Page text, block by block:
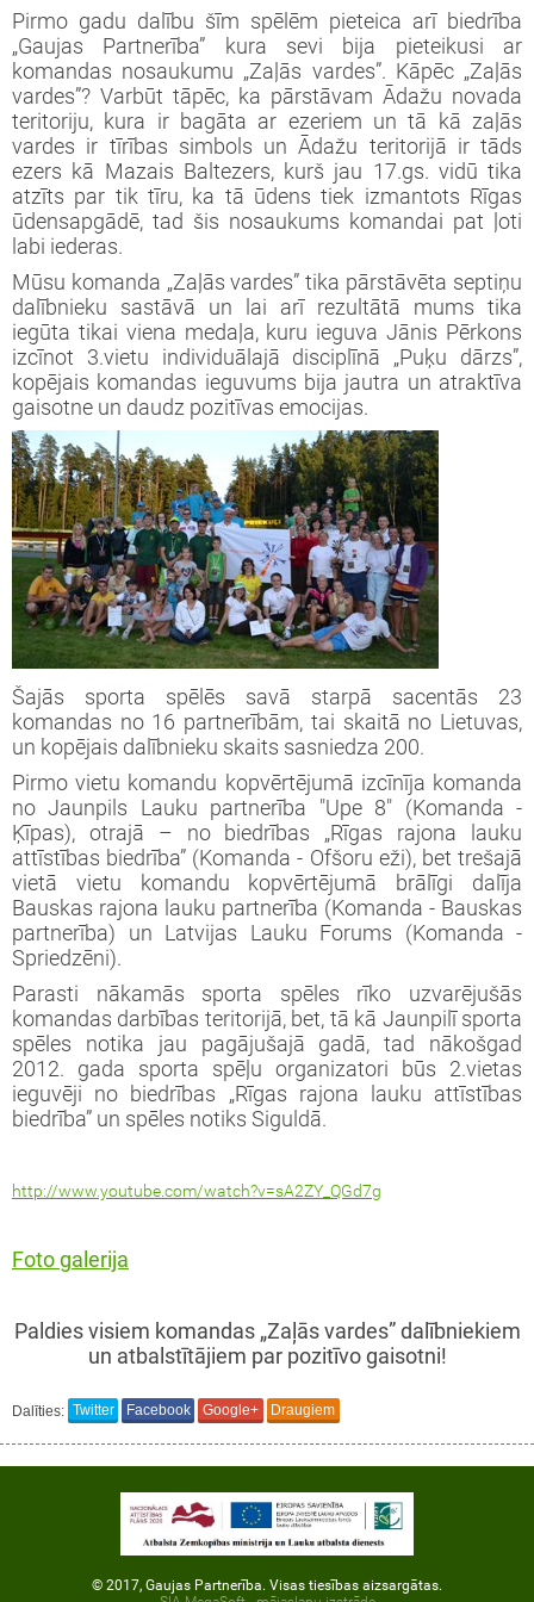
Pirmo gadu dalību šīm spēlēm pieteica arī biedrība
„Gaujas Partnerība” kura sevi bija pieteikusi ar
komandas nosaukumu „Zaļās vardes”. Kāpēc „Zaļās
vardes”? Varbūt tāpēc, ka pārstāvam Ādažu novada
teritoriju, kura ir bagāta ar ezeriem un tā kā zaļās
vardes ir tīrības simbols un Ādažu teritorijā ir tāds
ezers kā Mazais Baltezers, kurš jau 17.gs. vidū tika
atzīts par tik tīru, ka tā ūdens tiek izmantots Rīgas
ūdensapgādē, tad šis nosaukums komandai pat ļoti
labi iederas.
Mūsu komanda „Zaļās vardes” tika pārstāvēta septiņu
dalībnieku sastāvā un lai arī rezultātā mums tika
iegūta tikai viena medaļa, kuru ieguva Jānis Pērkons
izcīnot 3.vietu individuālajā disciplīnā „Puķu dārzs”,
kopējais komandas ieguvums bija jautra un atraktīva
gaisotne un daudz pozitīvas emocijas.
Šajās sporta spēlēs savā starpā sacentās 23
komandas no 16 partnerībām, tai skaitā no Lietuvas,
un kopējais dalībnieku skaits sasniedza 200.
Pirmo vietu komandu kopvērtējumā izcīnīja komanda
no Jaunpils Lauku partnerība "Upe 8" (Komanda -
Ķīpas), otrajā – no biedrības „Rīgas rajona lauku
attīstības biedrība” (Komanda - Ofšoru eži), bet trešajā
vietā vietu komandu kopvērtējumā brālīgi dalīja
Bauskas rajona lauku partnerība (Komanda - Bauskas
partnerība) un Latvijas Lauku Forums (Komanda -
Spriedzēni).
Parasti nākamās sporta spēles rīko uzvarējušās
komandas darbības teritorijā, bet, tā kā Jaunpilī sporta
spēles notika jau pagājušajā gadā, tad nākošgad
2012. gada sporta spēļu organizatori būs 2.vietas
ieguvēji no biedrības „Rīgas rajona lauku attīstības
biedrība” un spēles notiks Siguldā.
http://www.youtube.com/watch?v=sA2ZY_QGd7g
Foto galerija
Paldies visiem komandas „Zaļās vardes” dalībniekiem
un atbalstītājiem par pozitīvo gaisotni!
Dalīties: Twitter Facebook Google+ Draugiem
© 2017, Gaujas Partnerība. Visas tiesības aizsargātas.
un rekvizīti
projekti
semināri
“LEADER pieejas īstenošana 2009-
(ELFLA)”
“LEADER pieejas īstenošana 2009-
(EZF)”
projekti
iesniegumu veidlapas
semināri
iesniegumu vērtēšanas rezultāti
apstiprinātie projekti